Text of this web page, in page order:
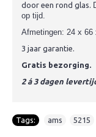
door een rond glas.
op tijd.
Afmetingen: 24 x 66
3 jaar garantie.
Gratis bezorging.
2 á 3 dagen
Tags: ams 5215